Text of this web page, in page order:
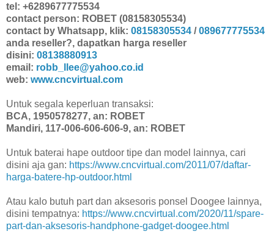
tel: +6289677775534
contact person: ROBET (08158305534)
contact by Whatsapp, klik: 08158305534 /089677775534
anda reseller?, dapatkan harga reseller
disini: 08138880913
email: robb_llee@yahoo.co.id
web: www.cncvirtual.com
Untuk segala keperluan transaksi:
BCA, 1950578277, an: ROBET
Mandiri, 117-006-606-606-9, an: ROBET
Untuk baterai hape outdoor tipe dan model lainnya, cari
disini aja gan: https://www.cncvirtual.com/2011/07/daftar-
harga-batere-hp-outdoor.html
Atau kalo butuh part dan aksesoris ponsel Doogee lainnya,
disini tempatnya: https://www.cncvirtual.com/2020/11/spare-
part-dan-aksesoris-handphone-gadget-doogee.html